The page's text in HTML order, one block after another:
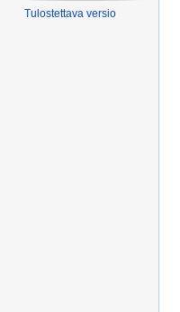
Tulostettava versio